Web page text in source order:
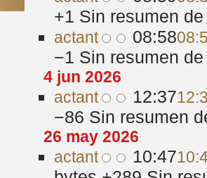
+1 Sin resumen
actant 08:58
−1 Sin resumen
4 jun 2026
actant 12:37
−86 Sin resumen
26 may 2026
actant 10:47